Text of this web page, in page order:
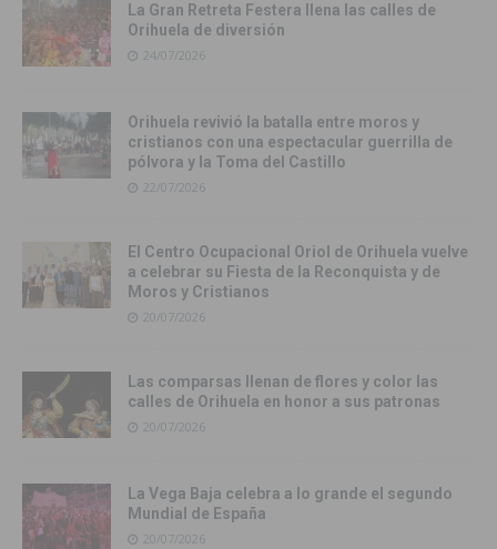
La Gran Retreta Festera llena las calles de
Orihuela de diversión
24/07/2026
Orihuela revivió la batalla entre moros y
cristianos con una espectacular guerrilla de
pólvora y la Toma del Castillo
22/07/2026
El Centro Ocupacional Oriol de Orihuela vuelve
a celebrar su Fiesta de la Reconquista y de
Moros y Cristianos
20/07/2026
Las comparsas llenan de flores y color las
calles de Orihuela en honor a sus patronas
20/07/2026
La Vega Baja celebra a lo grande el segundo
Mundial de España
20/07/2026